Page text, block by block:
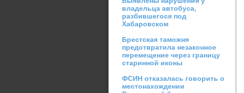
владельца автобуса,
разбившегося под
Хабаровском
Брестская таможня
предотвратила незаконное
перемещение через границу
старинной иконы
ФСИН отказалась говорить о
местонахождении